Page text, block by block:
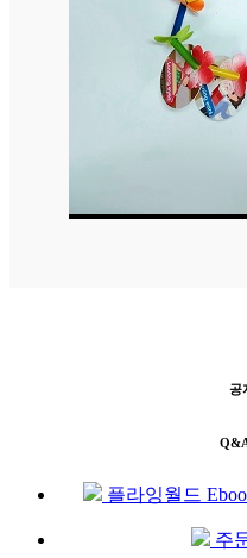
공
플라잉월드
주